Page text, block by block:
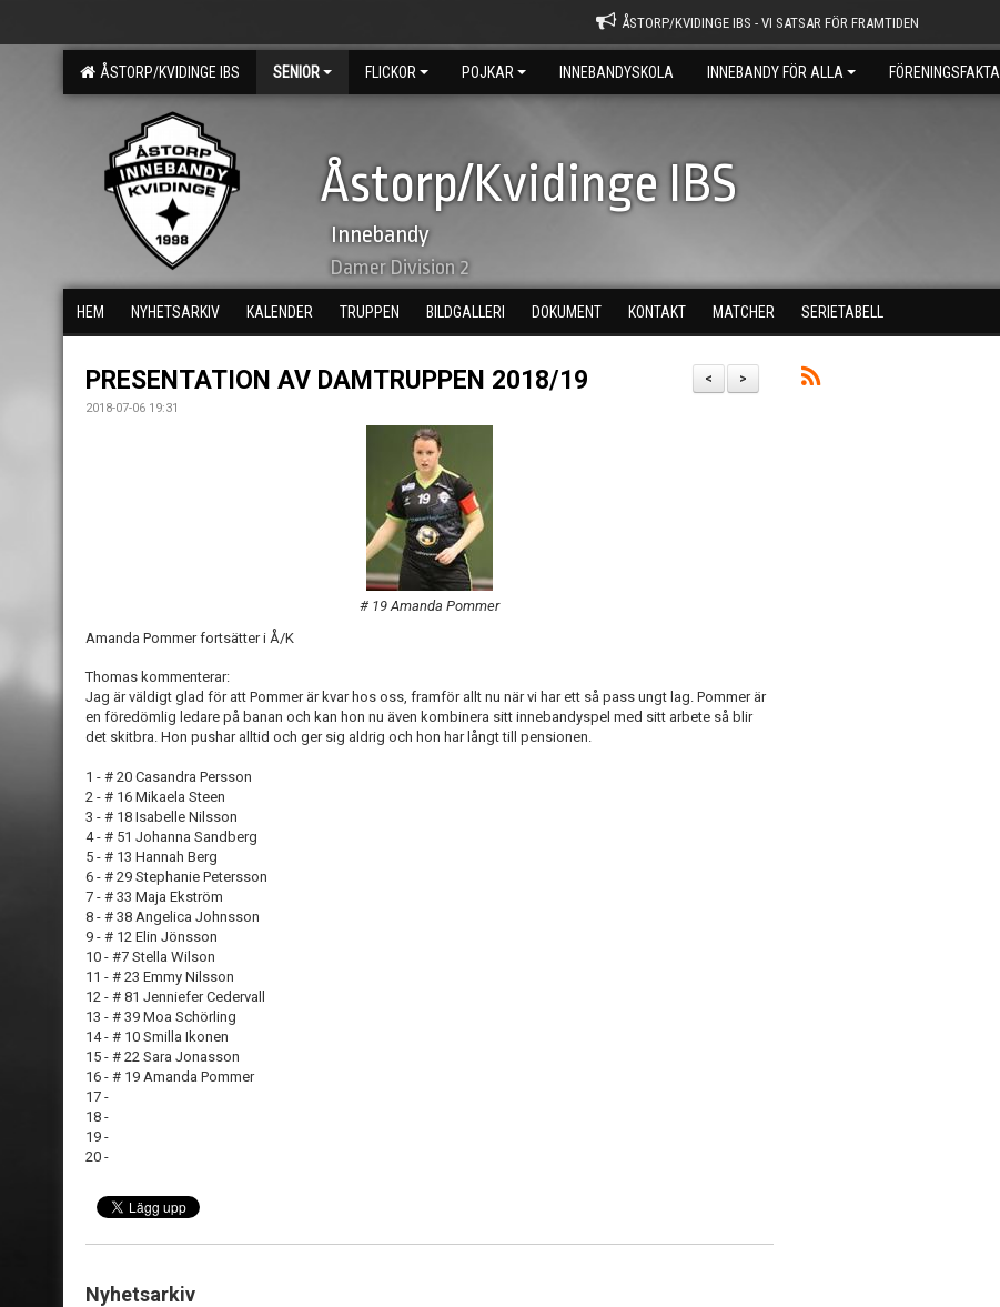
ÅSTORP/KVIDINGE IBS - VI SATSAR FÖR FRAMTIDEN
ÅSTORP/KVIDINGE IBS SENIOR FLICKOR POJKAR INNEBANDYSKOLA INNEBANDY FÖR ALLA FÖRENINGSFAKTA
Åstorp/Kvidinge IBS
Innebandy
Damer Division 2
HEM NYHETSARKIV KALENDER TRUPPEN BILDGALLERI DOKUMENT KONTAKT MATCHER SERIETABELL
>
<
PRESENTATION AV DAMTRUPPEN 2018/19
2018-07-06 19:31
# 19 Amanda Pommer
Amanda Pommer fortsätter i Å/K
Thomas kommenterar:
Jag är väldigt glad för att Pommer är kvar hos oss, framför allt nu när vi har ett så pass ungt lag. Pommer är
en föredömlig ledare på banan och kan hon nu även kombinera sitt innebandyspel med sitt arbete så blir
det skitbra. Hon pushar alltid och ger sig aldrig och hon har långt till pensionen.
1 - # 20 Casandra Persson
2 - # 16 Mikaela Steen
3 - # 18 Isabelle Nilsson
4 - # 51 Johanna Sandberg
5 - # 13 Hannah Berg
6 - # 29 Stephanie Petersson
7 - # 33 Maja Ekström
8 - # 38 Angelica Johnsson
9 - # 12 Elin Jönsson
10 - #7 Stella Wilson
11 - # 23 Emmy Nilsson
12 - # 81 Jenniefer Cedervall
13 - # 39 Moa Schörling
14 - # 10 Smilla Ikonen
15 - # 22 Sara Jonasson
16 - # 19 Amanda Pommer
17 -
18 -
19 -
20 -
Nyhetsarkiv